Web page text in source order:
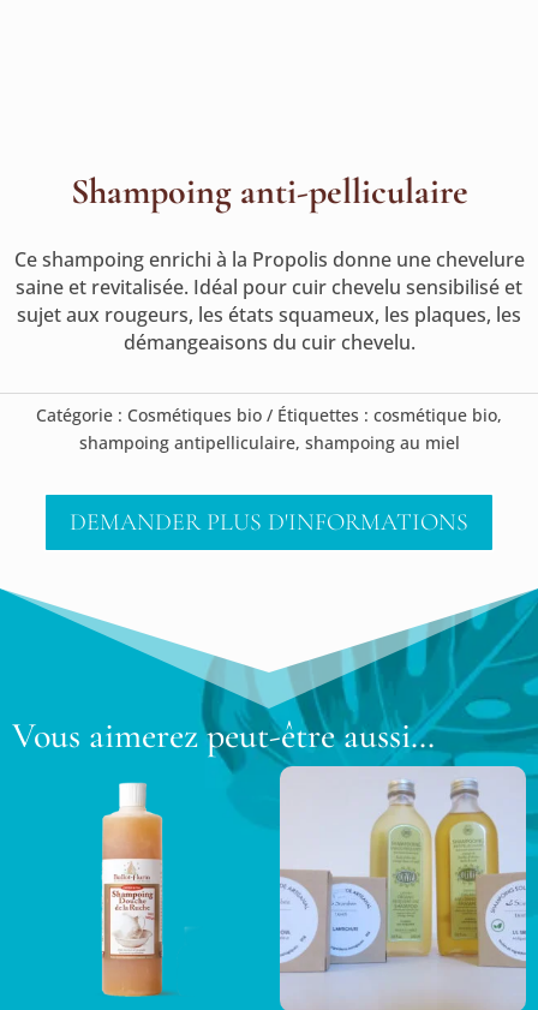
Shampoing anti-pelliculaire
Ce shampoing enrichi à la Propolis donne une chevelure
saine et revitalisée. Idéal pour cuir chevelu sensibilisé et
sujet aux rougeurs, les états squameux, les plaques, les
démangeaisons du cuir chevelu.
Catégorie : Cosmétiques bio Étiquettes : cosmétique bio,
shampoing antipelliculaire, shampoing au miel
DEMANDER PLUS D'INFORMATIONS
Vous aimerez peut-être aussi…